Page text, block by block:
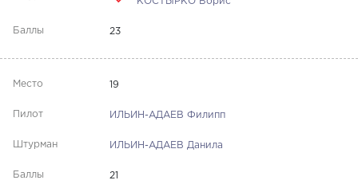
23
19
ИЛЬИН-АДАЕВ Филипп
ИЛЬИН-АДАЕВ Данила
21